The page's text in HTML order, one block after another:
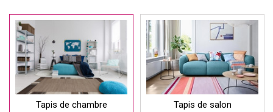
Tapis de chambre Tapis de salon